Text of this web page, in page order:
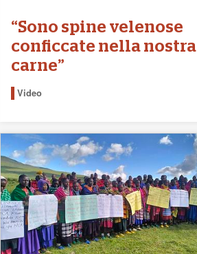
“Sono spine velenose
conficcate nella nostra
carne”
Video